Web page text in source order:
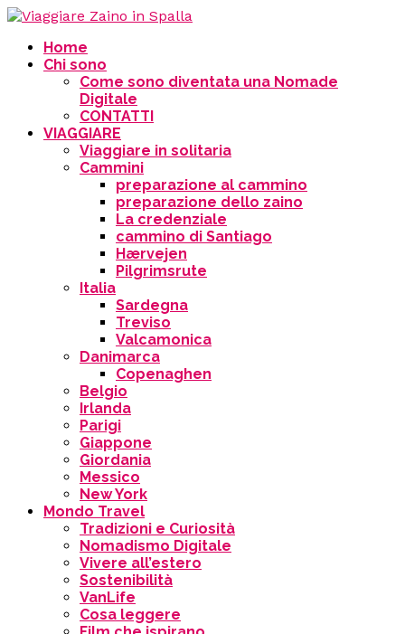
Home
Chi sono
Come sono diventata una Nomade
Digitale
CONTATTI
VIAGGIARE
Viaggiare in solitaria
Cammini
preparazione al cammino
preparazione dello zaino
La credenziale
cammino di Santiago
Hærvejen
Pilgrimsrute
Italia
Sardegna
Treviso
Valcamonica
Danimarca
Copenaghen
Belgio
Irlanda
Parigi
Giappone
Giordania
Messico
New York
Mondo Travel
Tradizioni e Curiosità
Nomadismo Digitale
Vivere all’estero
Sostenibilità
VanLife
Cosa leggere